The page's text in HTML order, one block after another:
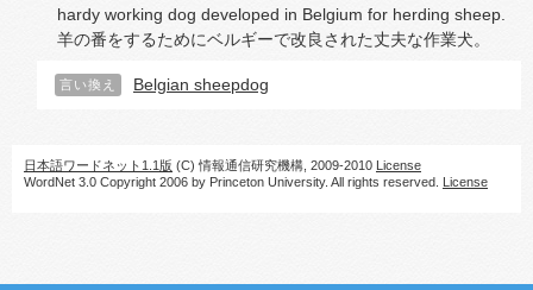
hardy working dog developed in Belgium for herding sheep.
羊の番をするためにベルギーで改良された丈夫な作業犬。
言い換え Belgian sheepdog
日本語ワードネット1.1版 (C) 情報通信研究機構, 2009-2010 License
WordNet 3.0 Copyright 2006 by Princeton University. All rights reserved. License